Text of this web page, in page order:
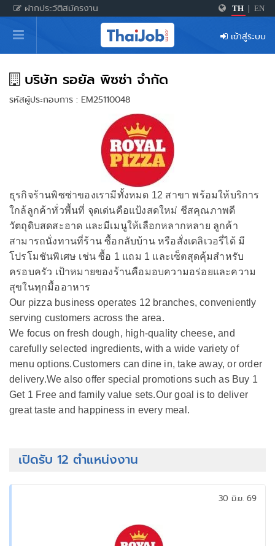
ฝากประวัติสมัครงาน TH EN
หน้าหลัก
ผู้สมัครงาน: เข้าสู่ระบบ
ฝากประวัติสมัครงาน
เกร็ดความรู้
สำหรับผู้ประกอบการ
เข้าสู่ระบบ
บริษัท รอยัล พิซซ่า จำกัด
รหัสผู้ประกอบการ : EM25110048
ธุรกิจร้านพิซซ่าของเรามีทั้งหมด 12 สาขา พร้อมให้บริการ
ใกล้ลูกค้าทั่วพื้นที่ จุดเด่นคือแป้งสดใหม่ ชีสคุณภาพดี
วัตถุดิบสดสะอาด และมีเมนูให้เลือกหลากหลาย ลูกค้า
สามารถนั่งทานที่ร้าน ซื้อกลับบ้าน หรือสั่งเดลิเวอรี่ได้ มี
โปรโมชันพิเศษ เช่น ซื้อ 1 แถม 1 และเซ็ตสุดคุ้มสำหรับ
ครอบครัว เป้าหมายของร้านคือมอบความอร่อยและความ
สุขในทุกมื้ออาหาร
Our pizza business operates 12 branches, conveniently
serving customers across the area.
We focus on fresh dough, high-quality cheese, and
carefully selected ingredients, with a wide variety of
menu options.Customers can dine in, take away, or order
delivery.We also offer special promotions such as Buy 1
Get 1 Free and family value sets.Our goal is to deliver
great taste and happiness in every meal.
เปิดรับ 12 ตำแหน่งงาน
30 มิ.ย. 69